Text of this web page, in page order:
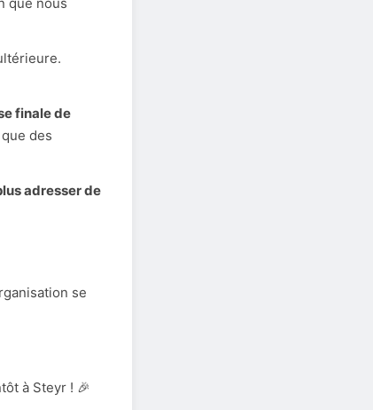
finale de
des
adresser de
se
à Steyr ! 🎉